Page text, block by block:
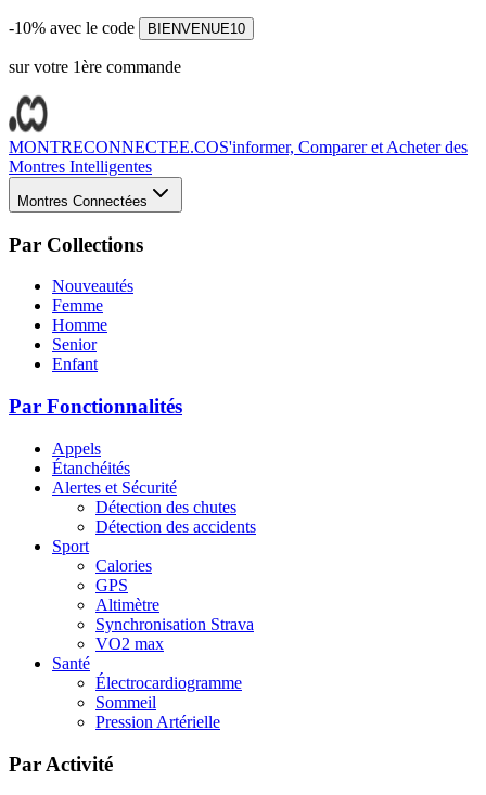
-10% avec le code BIENVENUE10
sur votre 1ère commande
MONTRECONNECTEE.COS'informer, Comparer et Acheter des
Montres Intelligentes
Montres Connectées
Par Collections
Nouveautés
Femme
Homme
Senior
Enfant
Par Fonctionnalités
Appels
Étanchéités
Alertes et Sécurité
Détection des chutes
Détection des accidents
Sport
Calories
GPS
Altimètre
Synchronisation Strava
VO2 max
Santé
Électrocardiogramme
Sommeil
Pression Artérielle
Par Activité